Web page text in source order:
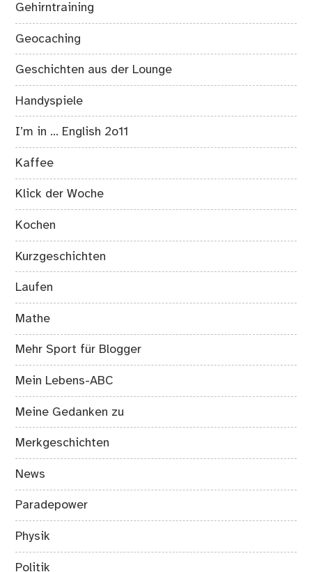
Gehirntraining
Geocaching
Geschichten aus der Lounge
Handyspiele
I’m in … English 2o11
Kaffee
Klick der Woche
Kochen
Kurzgeschichten
Laufen
Mathe
Mehr Sport für Blogger
Mein Lebens-ABC
Meine Gedanken zu
Merkgeschichten
News
Paradepower
Physik
Politik